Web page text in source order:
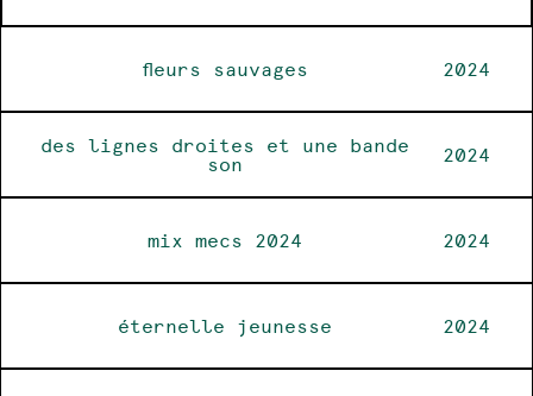
fleurs sauvages 2024
des lignes droites et une bande
son 2024
mix mecs 2024 2024
éternelle jeunesse 2024